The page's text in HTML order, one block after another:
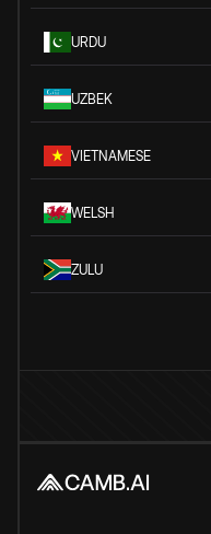
URDU
UZBEK
VIETNAMESE
WELSH
ZULU